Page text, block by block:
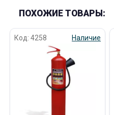
ПОХОЖИЕ ТОВАРЫ:
Код: 4258 Наличие